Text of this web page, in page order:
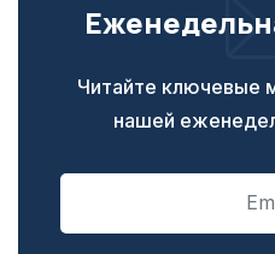
Читайте ключевые
нашей